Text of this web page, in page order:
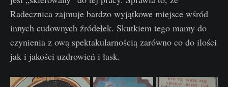
Radecznica zajmuje bardzo wyjątkowe miejsce wśród
innych cudownych źródełek. Skutkiem tego mamy do
czynienia z ową spektakularnością zarówno co do ilości
jak i jakości uzdrowień i łask.